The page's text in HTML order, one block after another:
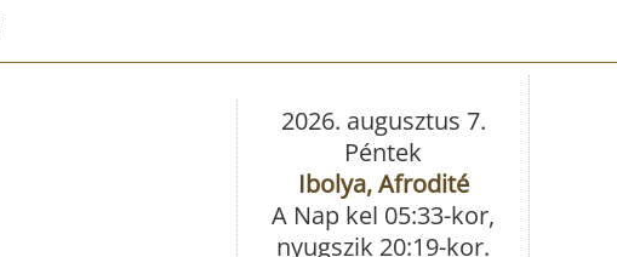
2026. augusztus 7.
Péntek
Ibolya, Afrodité
A Nap kel 05:33-kor,
nyugszik 20:19-kor.